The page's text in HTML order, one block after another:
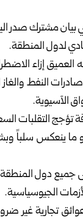
مشترك صدر
لدول المنطقة.
إزاء
النفط والغاز
التقلبات
ما ينعكس سلباً
جميع دول
الجيوسياسية.
تجارية غير